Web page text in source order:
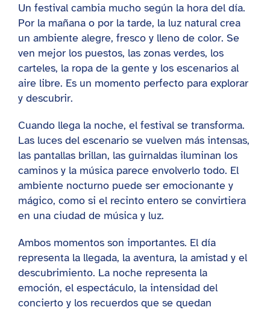
Un festival cambia mucho según la hora del día.
Por la mañana o por la tarde, la luz natural crea
un ambiente alegre, fresco y lleno de color. Se
ven mejor los puestos, las zonas verdes, los
carteles, la ropa de la gente y los escenarios al
aire libre. Es un momento perfecto para explorar
y descubrir.
Cuando llega la noche, el festival se transforma.
Las luces del escenario se vuelven más intensas,
las pantallas brillan, las guirnaldas iluminan los
caminos y la música parece envolverlo todo. El
ambiente nocturno puede ser emocionante y
mágico, como si el recinto entero se convirtiera
en una ciudad de música y luz.
Ambos momentos son importantes. El día
representa la llegada, la aventura, la amistad y el
descubrimiento. La noche representa la
emoción, el espectáculo, la intensidad del
concierto y los recuerdos que se quedan